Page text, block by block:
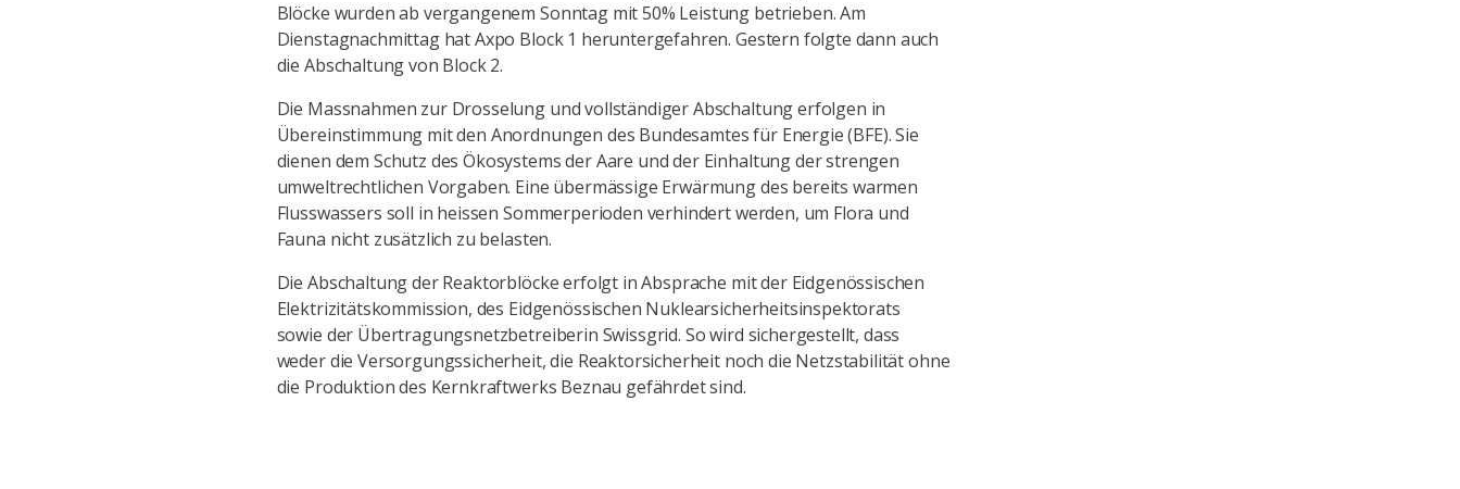
Blöcke wurden ab vergangenem Sonntag mit 50% Leistung betrieben. Am
Dienstagnachmittag hat Axpo Block 1 heruntergefahren. Gestern folgte dann auch
die Abschaltung von Block 2.
Die Massnahmen zur Drosselung und vollständiger Abschaltung erfolgen in
Übereinstimmung mit den Anordnungen des Bundesamtes für Energie (BFE). Sie
dienen dem Schutz des Ökosystems der Aare und der Einhaltung der strengen
umweltrechtlichen Vorgaben. Eine übermässige Erwärmung des bereits warmen
Flusswassers soll in heissen Sommerperioden verhindert werden, um Flora und
Fauna nicht zusätzlich zu belasten.
Die Abschaltung der Reaktorblöcke erfolgt in Absprache mit der Eidgenössischen
Elektrizitätskommission, des Eidgenössischen Nuklearsicherheitsinspektorats
sowie der Übertragungsnetzbetreiberin Swissgrid. So wird sichergestellt, dass
weder die Versorgungssicherheit, die Reaktorsicherheit noch die Netzstabilität ohne
die Produktion des Kernkraftwerks Beznau gefährdet sind.